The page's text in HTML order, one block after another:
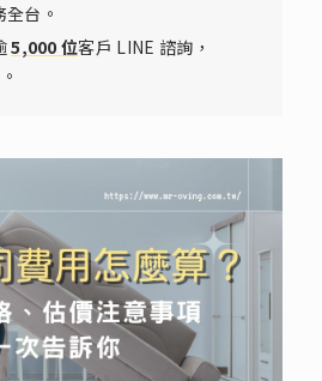
台。
5,000 位客戶 LINE 諮詢，